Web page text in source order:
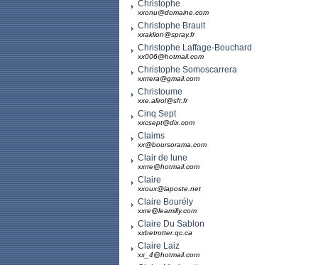
Christophe
xxonu@domaine.com
Christophe Brault
xxaklion@spray.fr
Christophe Laffage-Bouchard
xx006@hotmail.com
Christophe Somoscarrera
xxrrera@gmail.com
Christoume
xxe.alirol@sfr.fr
Cinq Sept
xxcsept@dix.com
Claims
xx@boursorama.com
Clair de lune
xxrre@hotmail.com
Claire
xxoux@laposte.net
Claire Bourély
xxre@leamilly.com
Claire Du Sablon
xxbetrotter.qc.ca
Claire Laiz
xx_4@hotmail.com